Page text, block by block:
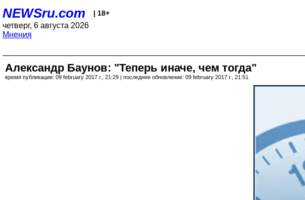
NEWSru.com | 18+
четверг, 6 августа 2026
Мнения
Александр Баунов: "Теперь иначе, чем тогда"
время публикации: 09 february 2017 г., 21:29 | последнее обновление: 09 february 2017 г., 21:51